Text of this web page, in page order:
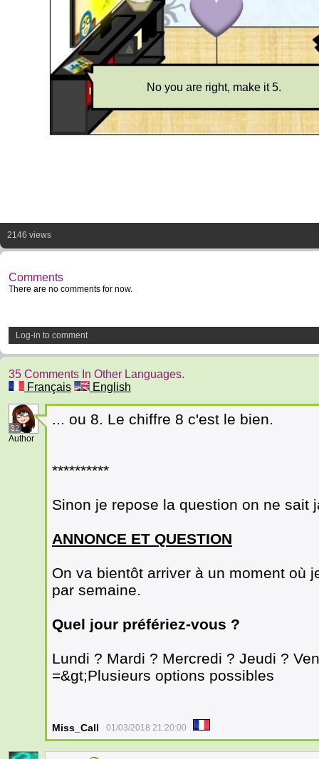
No you are right, make it 5.
2146 views
Comments
There are no comments for now.
Log-in to comment
35 Comments In Other Languages.
Français
English
32
Author
... ou 8. Le chiffre 8 c'est le bien.
**********
Sinon je repose la question on ne sait
ANNONCE ET QUESTION
On va bientôt arriver à un moment où
par semaine.
Quel jour préfériez-vous ?
Lundi ? Mardi ? Mercredi ? Jeudi ?
=&gt;Plusieurs options possibles
Miss_Call 01/03/2018 21:20:00